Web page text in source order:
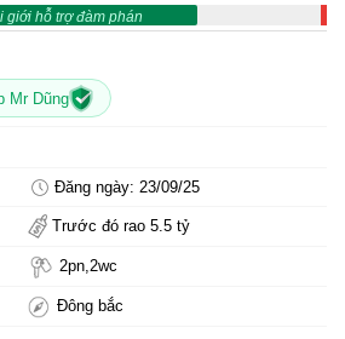
giới hỗ trợ đàm phán
Mr Dũng
Đăng ngày: 23/09/25
Trước đó rao 5.5 tỷ
2pn,2wc
Đông bắc